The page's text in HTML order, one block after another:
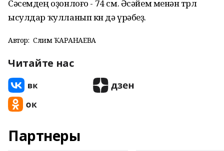
Сәсемдең оҙонлоғо - 74 см. Әсәйем менән төрлө
ысулдар ҡулланып көн дә үрәбеҙ.
Автор: Сәлимә ҠАРАНАЕВА
Читайте нас
Партнеры